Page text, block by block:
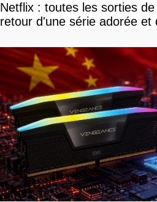
Netflix : toutes les sorties
retour d'une série adorée et